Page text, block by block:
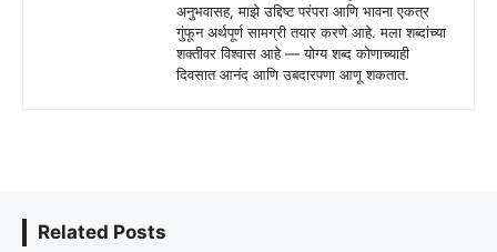
अनुभवासह, माझे उद्दिष्ट परंपरा आणि भावना एकत्र
गुंफून अर्थपूर्ण सामग्री तयार करणे आहे. मला शब्दांच्या
शक्तीवर विश्वास आहे — योग्य शब्द कोणाच्याही
दिवसात आनंद आणि उबदारपणा आणू शकतात.
Related Posts